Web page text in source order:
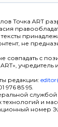
Точка ART
не
совпадать с
учредитель
редакции:
976 85 95.
и
номер